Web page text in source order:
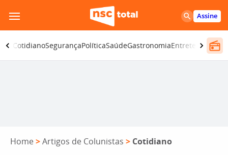
para
o
conteúdo
Assine
CotidianoSegurançaPolíticaSaúdeGastronomiaEntretenimento
Home >Artigos de Colunistas > Cotidiano